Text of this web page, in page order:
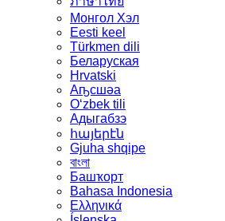
Монгол Хэл
Eesti keel
Türkmen dili
Беларуская
Hrvatski
Аҧсшәа
Oʻzbek tili
Адыгабзэ
հայերէն
Gjuha shqipe
বাংলা
Башҡорт
Bahasa Indonesia
Ελληνικά